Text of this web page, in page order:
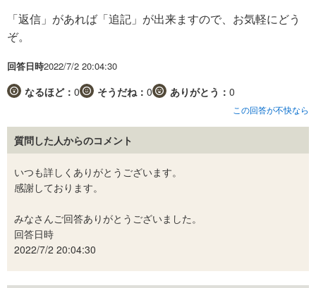
「返信」があれば「追記」が出来ますので、お気軽にどう
ぞ。
回答日時2022/7/2 20:04:30
なるほど： 0 そうだね： 0 ありがとう： 0
この回答が不快なら
質問した人からのコメント
いつも詳しくありがとうございます。
感謝しております。
みなさんご回答ありがとうございました。
回答日時
2022/7/2 20:04:30